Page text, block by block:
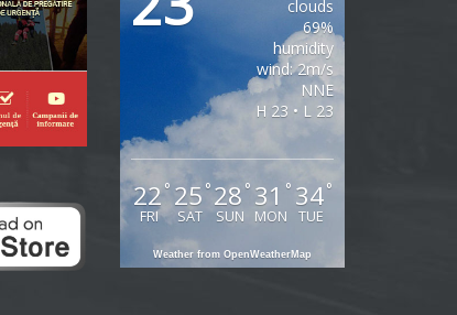
clouds
69%
humidity
wind: 2m/s
NNE
H 23 • L 23
22°
FRI
25 °
SAT
28 °
SUN
31 °
MON
34°
TUE
Weather from OpenWeatherMap